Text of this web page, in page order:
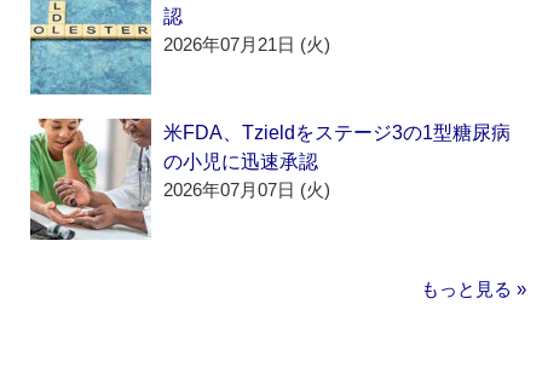
認
2026年07月21日 (火)
米FDA、Tzieldをステージ3の1型糖尿病
の小児に迅速承認
2026年07月07日 (火)
もっと見る »